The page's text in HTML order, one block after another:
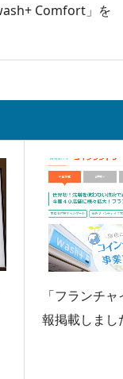
Comfort」を
「フランチ
報掲載しまし